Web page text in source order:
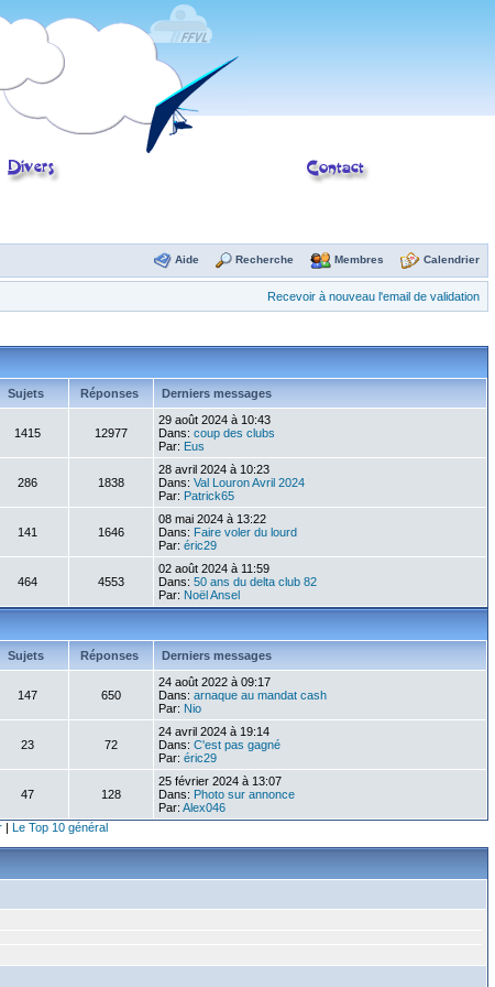
Aide Recherche Membres Calendrier
Recevoir à nouveau l'email de validation
Sujets Réponses Derniers messages
1415 12977
29 août 2024 à 10:43
Dans: coup des clubs
Par: Eus
286 1838
28 avril 2024 à 10:23
Dans: Val Louron Avril 2024
Par: Patrick65
141 1646
08 mai 2024 à 13:22
Dans: Faire voler du lourd
Par: éric29
464 4553
02 août 2024 à 11:59
Dans: 50 ans du delta club 82
Par: Noël Ansel
Sujets Réponses Derniers messages
147 650
24 août 2022 à 09:17
Dans: arnaque au mandat cash
Par: Nio
23 72
24 avril 2024 à 19:14
Dans: C'est pas gagné
Par: éric29
47 128
25 février 2024 à 13:07
Dans: Photo sur annonce
Par: Alex046
| Le Top 10 général